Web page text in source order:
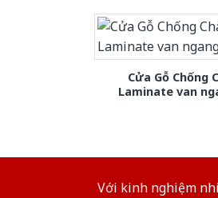
Cửa Gỗ Chống
Laminate van
Với kinh nghiệm